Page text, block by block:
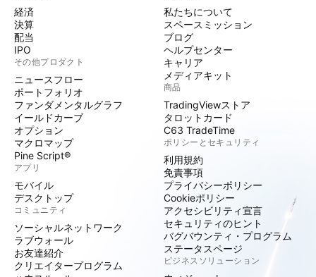
経済
決算
配当
IPO
その他プロダクト
ニュースフロー
ポートフォリオ
ファンダメンタルグラフ
イールドカーブ
オプション
マクロマップ
Pine Script®
アプリ
モバイル
デスクトップ
コミュニティ
ソーシャルネットワーク
ラブウォール
お友達紹介
クリエイタープログラム
私たちについて
スペースミッション
ブログ
ヘルプセンター
キャリア
メディアキット
商品
TradingViewストア
タロットカード
C63 TradeTime
ポリシーとセキュリティ
利用規約
免責事項
プライバシーポリシー
Cookieポリシー
アクセシビリティ宣言
セキュリティのヒント
バグバウンティ・プログラム
ステータスページ
ビジネスソリューション